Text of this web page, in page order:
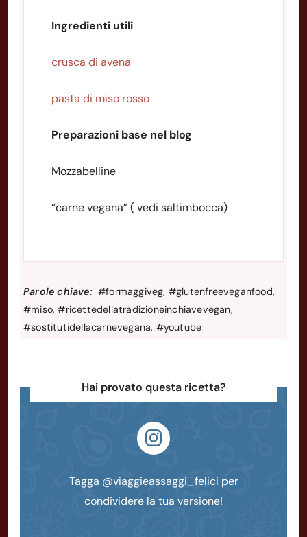
Ingredienti utili
crusca di avena
pasta di miso rosso
Preparazioni base nel blog
Mozzabelline
“carne vegana” ( vedi saltimbocca)
Parole chiave: #formaggiveg, #glutenfreeveganfood,
#miso, #ricettedellatradizioneinchiavevegan,
#sostitutidellacarnevegana, #youtube
Hai provato questa ricetta?
Tagga @viaggieassaggi_felici per
condividere la tua versione!